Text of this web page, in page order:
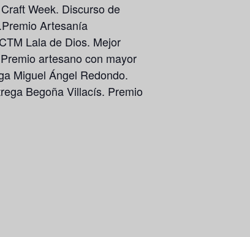
Week. Discurso de
Artesanía
Lala de Dios. Mejor
artesano con mayor
Miguel Ángel Redondo.
Begoña Villacís. Premio